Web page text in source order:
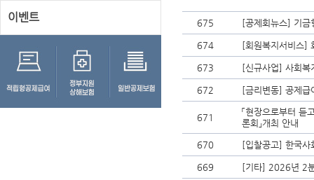
이벤트 675 [공제회뉴스] 기금
674 [회원복지서비스]
673 [신규사업] 사회복
672 [금리변동] 공제급
671
「현장으로부터
론회」개최 안내
670 [입찰공고] 한국사
669 [기타] 2026년 2